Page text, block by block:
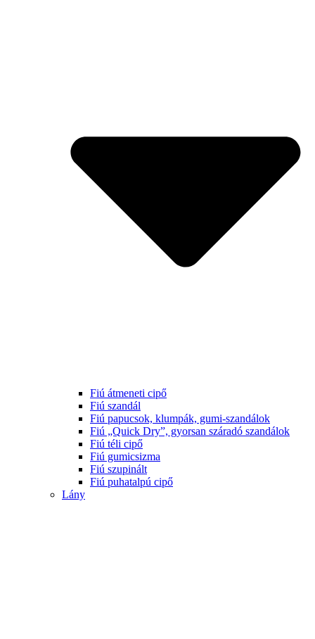
Fiú átmeneti cipő
Fiú szandál
Fiú papucsok, klumpák, gumi-szandálok
Fiú „Quick Dry”, gyorsan száradó szandálok
Fiú téli cipő
Fiú gumicsizma
Fiú szupinált
Fiú puhatalpú cipő
Lány